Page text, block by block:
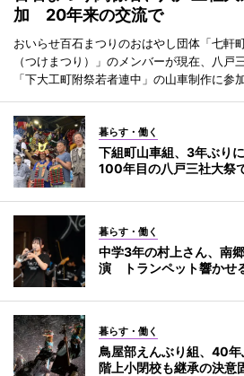
加 20年来の交流で
おいらせ百石まつりのおはやし団体「七軒
（つけまつり）」のメンバーが現在、八戸
「下大工町附祭若者連中」の山車制作に参
暮らす・働く
下組町山車組、3年ぶり
100年目の八戸三社大祭
暮らす・働く
中学3年の村上さん、南
演 トランペット響かせ
暮らす・働く
鳥屋部えんぶり組、40
階上小閉校も継承の決意